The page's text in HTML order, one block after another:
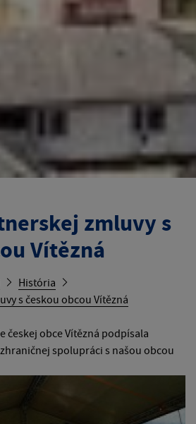
zmluvy s
Vítězná
História
s českou obcou Vítězná
českej obce Vítězná podpísala
spolupráci s našou obcou